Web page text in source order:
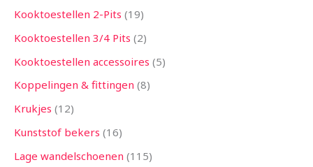
Kooktoestellen 2-Pits 19
Kooktoestellen 3/4 Pits 2
Kooktoestellen accessoires 5
Koppelingen & fittingen 8
Krukjes 12
Kunststof bekers 16
Lage wandelschoenen 115